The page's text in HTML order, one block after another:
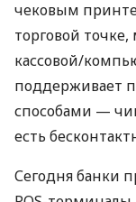
чековым
торговой
кассовой/
поддерживает
способами —
есть
Сегодня банки